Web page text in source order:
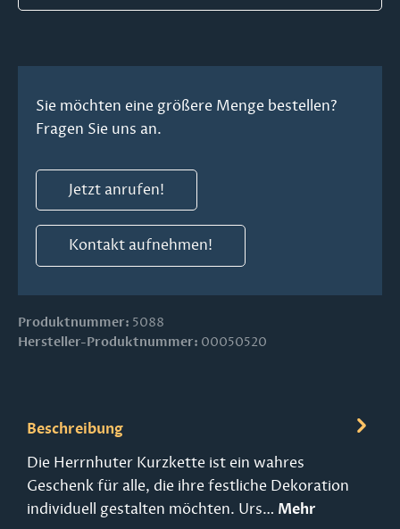
Sie möchten eine größere Menge bestellen?
Fragen Sie uns an.
Jetzt anrufen!
Kontakt aufnehmen!
Produktnummer: 5088
Hersteller-Produktnummer: 00050520
Beschreibung
Die Herrnhuter Kurzkette ist ein wahres
Geschenk für alle, die ihre festliche Dekoration
individuell gestalten möchten. Urs… Mehr